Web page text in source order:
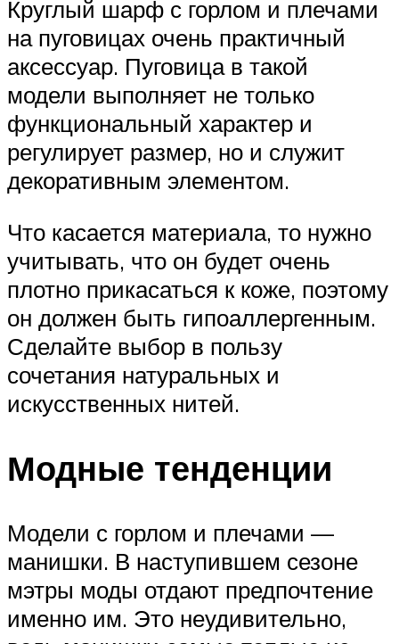
Круглый шарф с горлом и плечами
на пуговицах очень практичный
аксессуар. Пуговица в такой
модели выполняет не только
функциональный характер и
регулирует размер, но и служит
декоративным элементом.
Что касается материала, то нужно
учитывать, что он будет очень
плотно прикасаться к коже, поэтому
он должен быть гипоаллергенным.
Сделайте выбор в пользу
сочетания натуральных и
искусственных нитей.
Модные тенденции
Модели с горлом и плечами —
манишки. В наступившем сезоне
мэтры моды отдают предпочтение
именно им. Это неудивительно,